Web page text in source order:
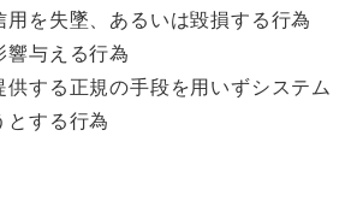
用を失墜、あるいは毀損する行為
響与える行為
供する正規の手段を用いずシステム
とする行為